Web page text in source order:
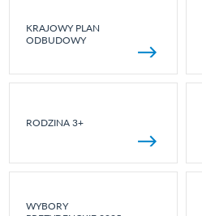
KRAJOWY PLAN
ODBUDOWY
RODZINA 3+
WYBORY